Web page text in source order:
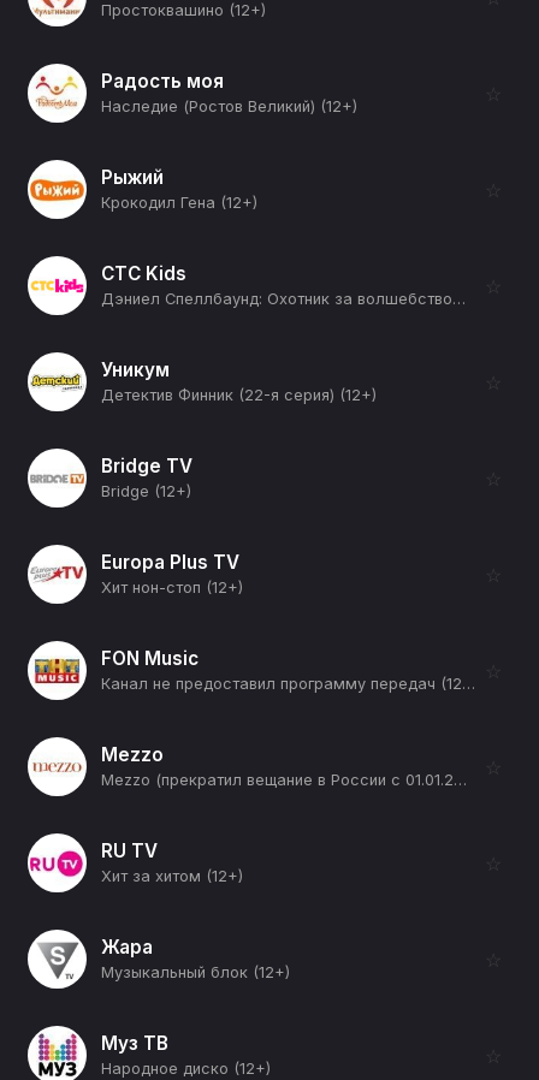
Простоквашино (12+)
Радость моя
Наследие (Ростов Великий) (12+)
☆
Рыжий
Крокодил Гена (12+)
☆
СТС Kids
Дэниел Спеллбаунд: Охотник за волшебством (4-я серия) (12+)
☆
Уникум
Детектив Финник (22-я серия) (12+)
☆
Bridge TV
Bridge (12+)
☆
Europa Plus TV
Хит нон-стоп (12+)
☆
FON Music
Канал не предоставил программу передач (12+)
☆
Mezzo
Mezzo (прекратил вещание в России с 01.01.2026) (12+)
☆
RU TV
Хит за хитом (12+)
☆
Жара
Музыкальный блок (12+)
☆
Муз ТВ
Народное диско (12+)
☆